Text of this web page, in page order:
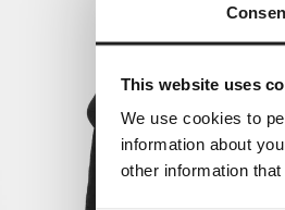
This website uses
We use cookies to
information about
other information